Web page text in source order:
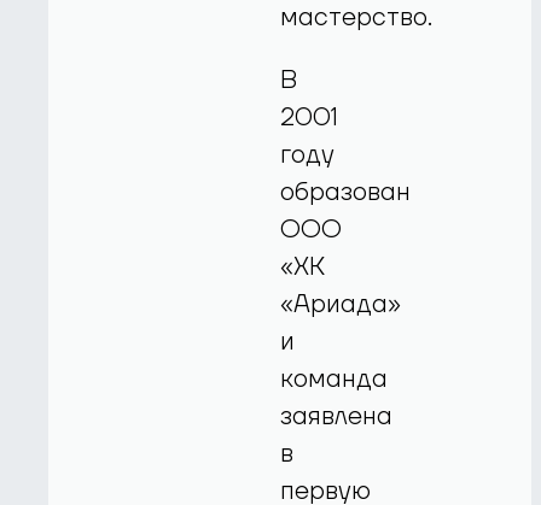
мастерство.
В
2001
году
образован
ООО
«ХК
«Ариада»
и
команда
заявлена
в
первую